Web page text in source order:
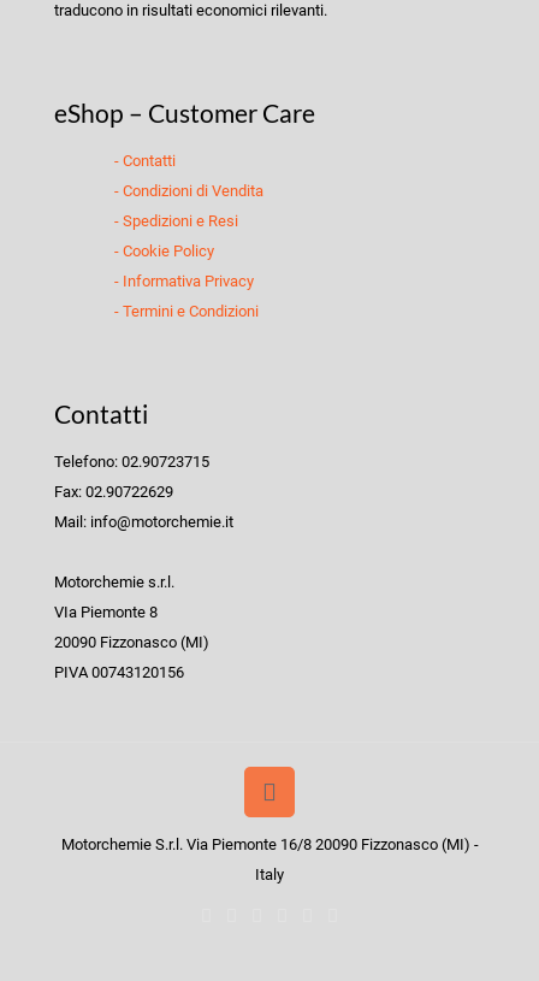
traducono in risultati economici rilevanti.
eShop – Customer Care
- Contatti
- Condizioni di Vendita
- Spedizioni e Resi
- Cookie Policy
- Informativa Privacy
- Termini e Condizioni
Contatti
Telefono: 02.90723715
Fax: 02.90722629
Mail: info@motorchemie.it
Motorchemie s.r.l.
VIa Piemonte 8
20090 Fizzonasco (MI)
PIVA 00743120156
Motorchemie S.r.l. Via Piemonte 16/8 20090 Fizzonasco (MI) -
Italy